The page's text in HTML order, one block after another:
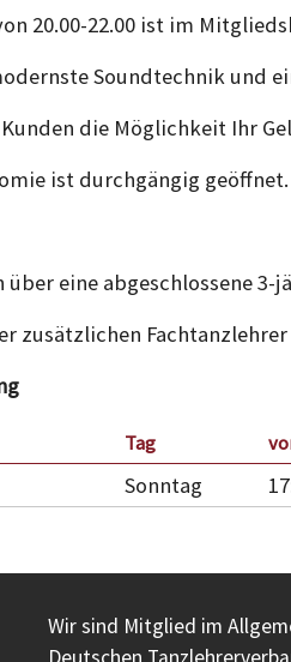
20.00-22.00 ist im
Soundtechnik und
die Möglichkeit Ihr
ist durchgängig geöffnet.
eine abgeschlossene 3-
zusätzlichen Fachtanzlehrer
Tag
Sonntag
Wir sind Mitglied im